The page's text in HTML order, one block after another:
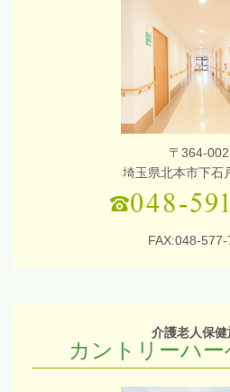
〒364-
埼玉県北本市下石
FAX:048-577-
介護老人保健
カントリーハ